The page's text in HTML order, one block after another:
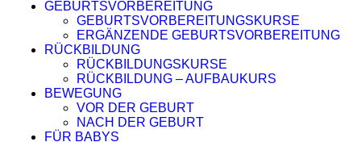
GEBURTSVORBEREITUNG
GEBURTSVORBEREITUNGSKURSE
ERGÄNZENDE GEBURTSVORBEREITUNG
RÜCKBILDUNG
RÜCKBILDUNGSKURSE
RÜCKBILDUNG – AUFBAUKURS
BEWEGUNG
VOR DER GEBURT
NACH DER GEBURT
FÜR BABYS